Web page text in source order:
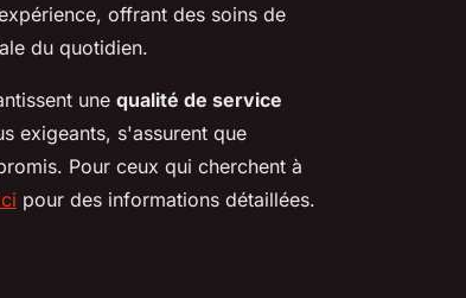
offrant des soins de
du quotidien.
une qualité de service
exigeants, s'assurent que
Pour ceux qui cherchent à
pour des informations détaillées.